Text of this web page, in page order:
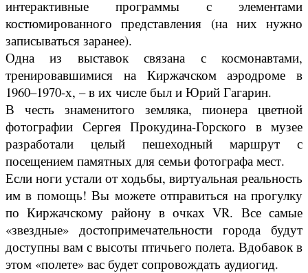
интерактивные программы с элементами
костюмированного представления (на них нужно
записываться заранее).
Одна из выставок связана с космонавтами,
тренировавшимися на Киржачском аэродроме в
1960–1970-х, – в их числе был и Юрий Гагарин.
В честь знаменитого земляка, пионера цветной
фотографии Сергея Прокудина-Горского в музее
разработали целый пешеходный маршрут с
посещением памятных для семьи фотографа мест.
Если ноги устали от ходьбы, виртуальная реальность
им в помощь! Вы можете отправиться на прогулку
по Киржачскому району в очках VR. Все самые
«звездные» достопримечательности города будут
доступны вам с высоты птичьего полета. Вдобавок в
этом «полете» вас будет сопровождать аудиогид.